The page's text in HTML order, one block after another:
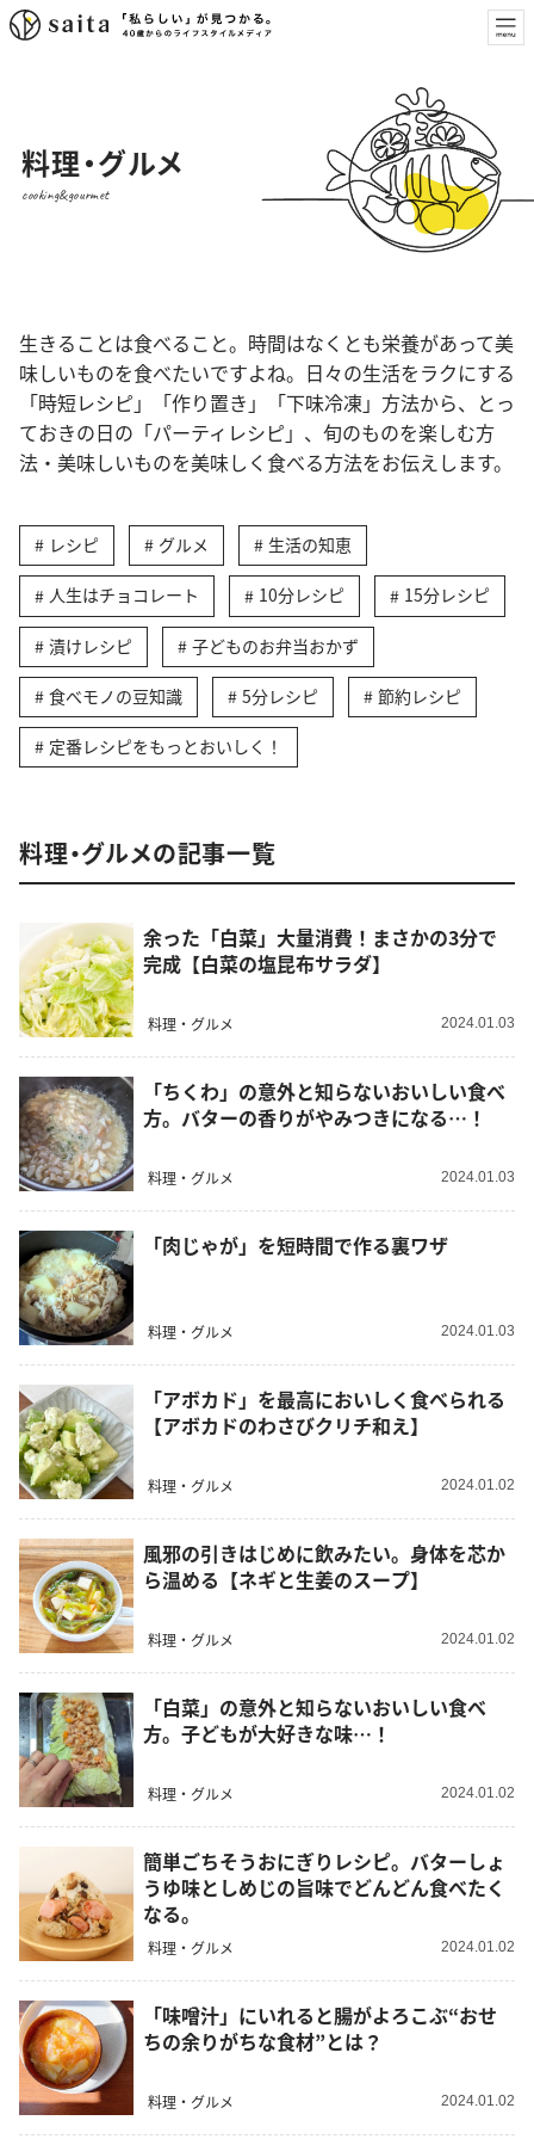
料理・グルメ
cooking&gourmet
生きることは食べること。時間はなくとも栄養があって美
味しいものを食べたいですよね。日々の生活をラクにする
「時短レシピ」「作り置き」「下味冷凍」方法から、とっ
ておきの日の「パーティレシピ」、旬のものを楽しむ方
法・美味しいものを美味しく食べる方法をお伝えします。
レシピ グルメ 生活の知恵
人生はチョコレート 10分レシピ 15分レシピ
漬けレシピ 子どものお弁当おかず
食べモノの豆知識 5分レシピ 節約レシピ
定番レシピをもっとおいしく！
料理・グルメの記事一覧
余った「白菜」大量消費！まさかの3分で
完成【白菜の塩昆布サラダ】
料理・グルメ 2024.01.03
「ちくわ」の意外と知らないおいしい食べ
方。バターの香りがやみつきになる…！
料理・グルメ 2024.01.03
「肉じゃが」を短時間で作る裏ワザ
料理・グルメ 2024.01.03
「アボカド」を最高においしく食べられる
【アボカドのわさびクリチ和え】
料理・グルメ 2024.01.02
風邪の引きはじめに飲みたい。身体を芯か
ら温める【ネギと生姜のスープ】
料理・グルメ 2024.01.02
「白菜」の意外と知らないおいしい食べ
方。子どもが大好きな味…！
料理・グルメ 2024.01.02
簡単ごちそうおにぎりレシピ。バターしょ
うゆ味としめじの旨味でどんどん食べたく
なる。
料理・グルメ 2024.01.02
「味噌汁」にいれると腸がよろこぶ“おせ
ちの余りがちな食材”とは？
料理・グルメ 2024.01.02